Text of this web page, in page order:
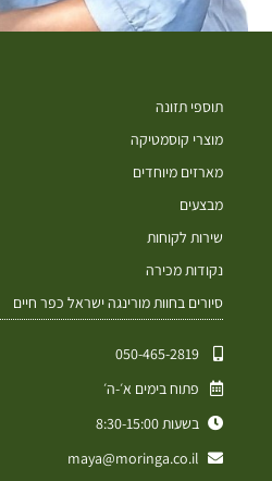
תוספי תזונה
מוצרי קוסמטיקה
מארזים מיוחדים
מבצעים
שירות לקוחות
נקודות מכירה
סיורים בחוות מורינגה ישראל כפר חיים
050-465-2819⁩
פתוח בימים א׳-ה׳
בשעות 8:30-15:00
maya@moringa.co.il